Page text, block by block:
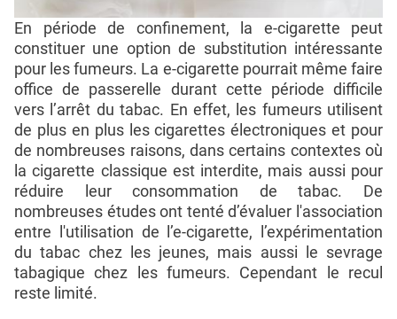
En période de confinement, la e-cigarette peut
constituer une option de substitution intéressante
pour les fumeurs. La e-cigarette pourrait même faire
office de passerelle durant cette période difficile
vers l’arrêt du tabac. En effet, les fumeurs utilisent
de plus en plus les cigarettes électroniques et pour
de nombreuses raisons, dans certains contextes où
la cigarette classique est interdite, mais aussi pour
réduire leur consommation de tabac. De
nombreuses études ont tenté d’évaluer l'association
entre l'utilisation de l’e-cigarette, l’expérimentation
du tabac chez les jeunes, mais aussi le sevrage
tabagique chez les fumeurs. Cependant le recul
reste limité.